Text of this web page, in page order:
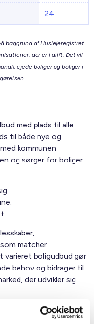
24
baggrund af Huslejeregistret
der er i drift. Det vil
ejede boliger og boliger i
med plads til alle
til både nye og
kommunen
og sørger for boliger
matcher
varieret boligudbud gør
behov og bidrager til
der udvikler sig
i kommunen